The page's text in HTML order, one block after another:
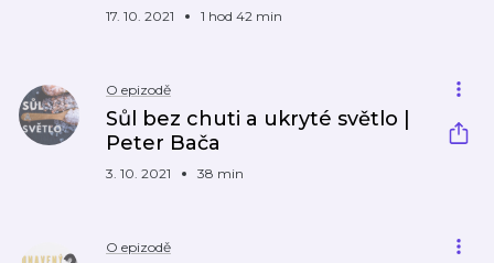
17. 10. 2021 1 hod 42 min
O epizodě
Sůl bez chuti a ukryté světlo |
Peter Bača
3. 10. 2021 38 min
O epizodě